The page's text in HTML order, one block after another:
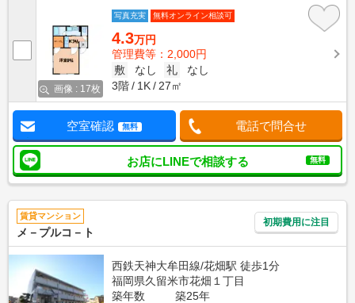
画像 : 17枚
写真充実 無料オンライン相談可
4.3万円
管理費等：2,000円
敷
なし 礼
なし
3階
1K 27㎡
空室確認 無料 電話で問合せ
お店にLINEで相談する 無料
賃貸マンション
メ－プルコ－ト
初期費用に注目
西鉄天神大牟田線/花畑駅 徒歩1分
福岡県久留米市花畑１丁目
築年数
築25年